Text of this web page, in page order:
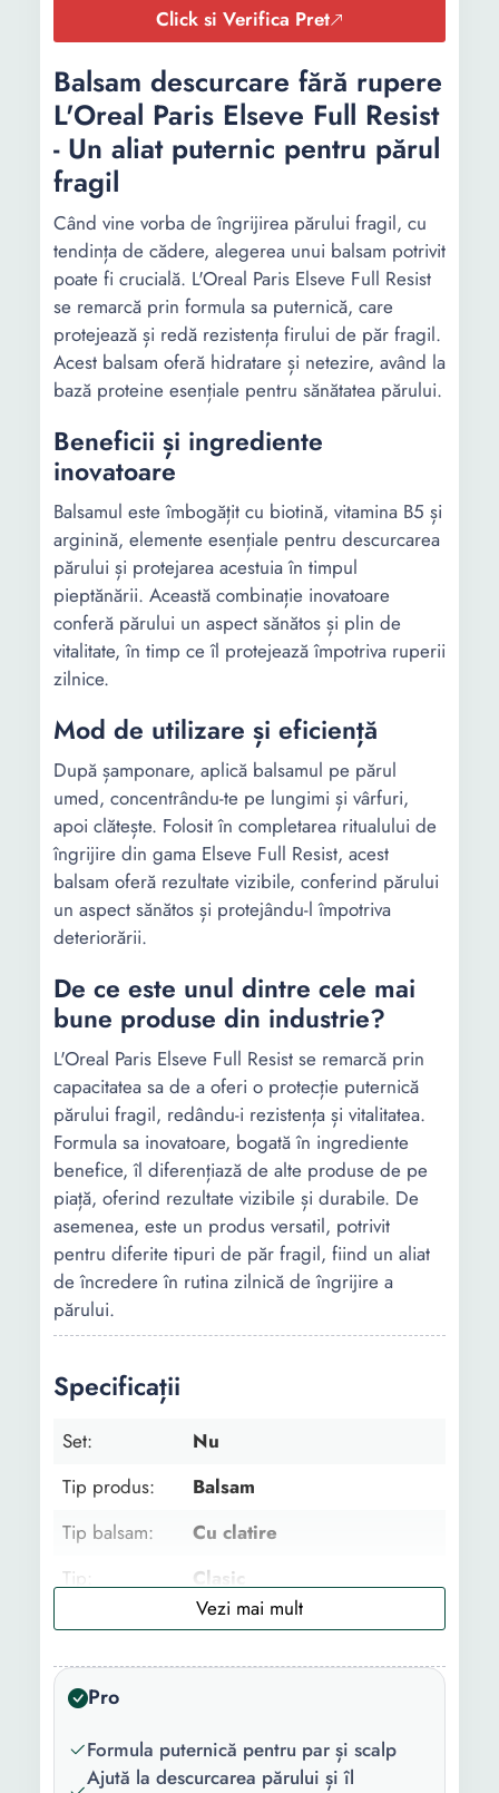
Click si Verifica Pret
Balsam descurcare fără rupere
L'Oreal Paris Elseve Full Resist
- Un aliat puternic pentru părul
fragil
Când vine vorba de îngrijirea părului fragil, cu
tendința de cădere, alegerea unui balsam potrivit
poate fi crucială. L'Oreal Paris Elseve Full Resist
se remarcă prin formula sa puternică, care
protejează și redă rezistența firului de păr fragil.
Acest balsam oferă hidratare și netezire, având la
bază proteine esențiale pentru sănătatea părului.
Beneficii și ingrediente
inovatoare
Balsamul este îmbogățit cu biotină, vitamina B5 și
arginină, elemente esențiale pentru descurcarea
părului și protejarea acestuia în timpul
pieptănării. Această combinație inovatoare
conferă părului un aspect sănătos și plin de
vitalitate, în timp ce îl protejează împotriva ruperii
zilnice.
Mod de utilizare și eficiență
După șamponare, aplică balsamul pe părul
umed, concentrându-te pe lungimi și vârfuri,
apoi clătește. Folosit în completarea ritualului de
îngrijire din gama Elseve Full Resist, acest
balsam oferă rezultate vizibile, conferind părului
un aspect sănătos și protejându-l împotriva
deteriorării.
De ce este unul dintre cele mai
bune produse din industrie?
L'Oreal Paris Elseve Full Resist se remarcă prin
capacitatea sa de a oferi o protecție puternică
părului fragil, redându-i rezistența și vitalitatea.
Formula sa inovatoare, bogată în ingrediente
benefice, îl diferențiază de alte produse de pe
piață, oferind rezultate vizibile și durabile. De
asemenea, este un produs versatil, potrivit
pentru diferite tipuri de păr fragil, fiind un aliat
de încredere în rutina zilnică de îngrijire a
părului.
Specificații
Set:
Nu
Tip produs:
Balsam
Tip balsam:
Cu clatire
Tip:
Clasic
Tip par:
Fragil
Tip scalp:
Normal
Gama:
Beneficii:
Hidratare Netezire
Pro
Formula puternică pentru par și scalp
Ajută la descurcarea părului și îl